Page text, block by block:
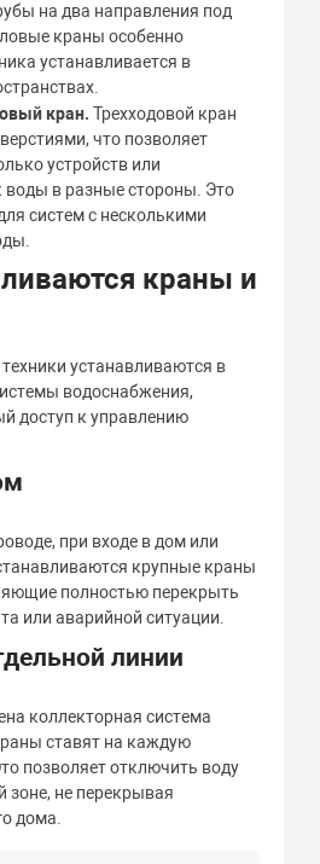
на два направления под
краны особенно
устанавливается в
кран.Трехходовой кран
что позволяет
устройств или
воды в разные стороны. Это
систем с несколькими
краны и
устанавливаются в
водоснабжения,
доступ к управлению
при входе в дом или
крупные краны
полностью перекрыть
или аварийной ситуации.
линии
коллекторная система
ставят на каждую
позволяет отключить воду
зоне, не перекрывая
дома.